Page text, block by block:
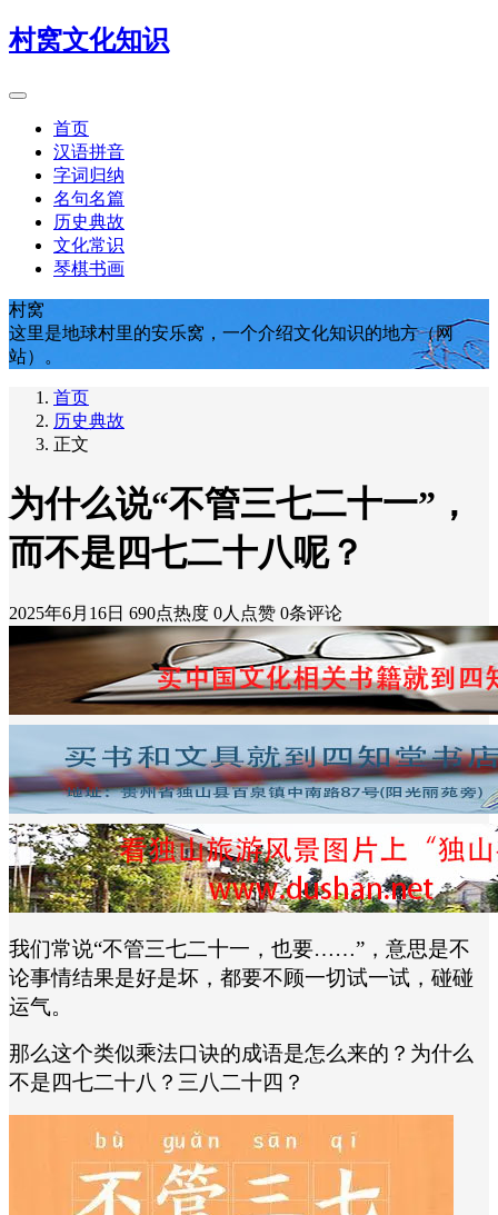
村窝文化知识
首页
汉语拼音
字词归纳
名句名篇
历史典故
文化常识
琴棋书画
村窝
这里是地球村里的安乐窝，一个介绍文化知识的地方（网
站）。
首页
历史典故
正文
为什么说“不管三七二十一”，
而不是四七二十八呢？
2025年6月16日 690点热度 0人点赞 0条评论
我们常说“不管三七二十一，也要……”，意思是不
论事情结果是好是坏，都要不顾一切试一试，碰碰
运气。
那么这个类似乘法口诀的成语是怎么来的？为什么
不是四七二十八？三八二十四？